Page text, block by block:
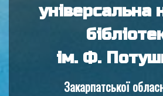
універсальна
ім. Ф.
Закарпатської